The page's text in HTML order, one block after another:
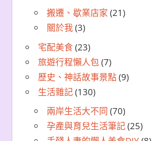
搬遷、歇業店家 (21)
關於我(3)
宅配美食(23)
旅遊行程懶人包(7)
歷史、神話故事景點(9)
生活雜記(130)
兩岸生活大不同 (70)
孕產與育兒生活筆記(25)